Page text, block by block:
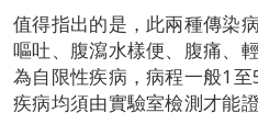
值得指出的是，此兩種傳染
嘔吐、腹瀉水樣便、腹痛、
為自限性疾病，病程一般1
疾病均須由實驗室檢測才能證